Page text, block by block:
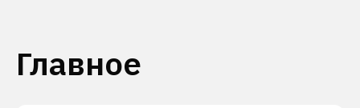
Главное